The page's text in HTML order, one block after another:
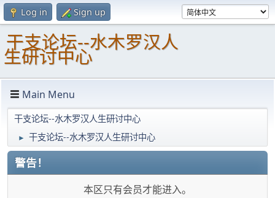
Log in Sign up
干支论坛--水木罗汉人
生研讨中心
Main Menu
干支论坛--水木罗汉人生研讨中心
► 干支论坛--水木罗汉人生研讨中心
警告！
本区只有会员才能进入。